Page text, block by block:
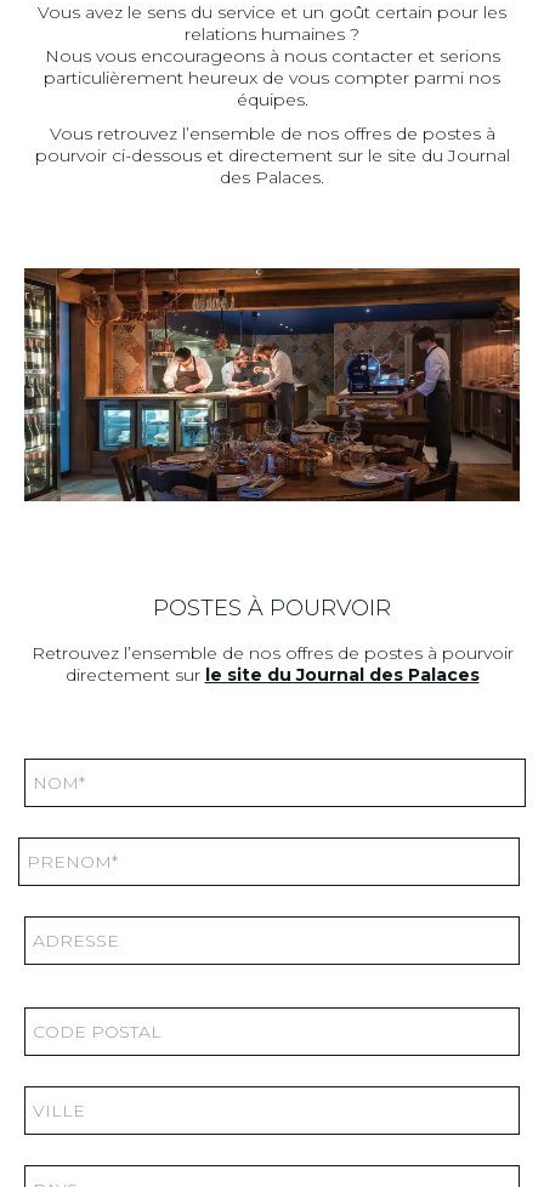
Vous avez le sens du service et un goût certain pour les
relations humaines ?
Nous vous encourageons à nous contacter et serions
particulièrement heureux de vous compter parmi nos
équipes.
Vous retrouvez l’ensemble de nos offres de postes à
pourvoir ci-dessous et directement sur le site du Journal
des Palaces.
POSTES À POURVOIR
Retrouvez l’ensemble de nos offres de postes à pourvoir
directement sur le site du Journal des Palaces